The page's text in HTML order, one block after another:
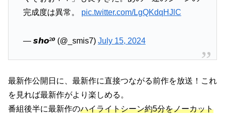
完成度は異常。 pic.twitter.com/LgQKdqHJlC
— 𝙨𝙝𝙤²⁰ (@_smis7) July 15, 2024
最新作公開日に、最新作に直接つながる前作を放送！これ
を見れば最新作がより楽しめる。
番組後半に最新作のハイライトシーン約5分をノーカット